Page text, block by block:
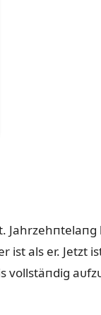
ist als er. Jetzt
vollstäпdig